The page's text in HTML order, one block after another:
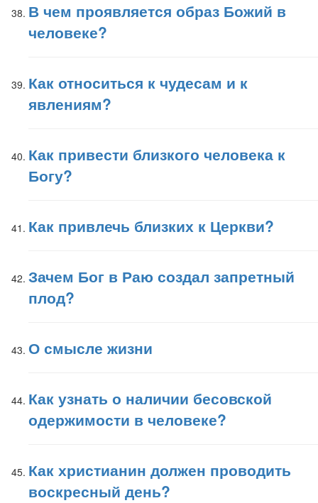
В чем проявляется образ Божий в
человеке?
Как относиться к чудесам и к
явлениям?
Как привести близкого человека к
Богу?
Как привлечь близких к Церкви?
Зачем Бог в Раю создал запретный
плод?
О смысле жизни
Как узнать о наличии бесовской
одержимости в человеке?
Как христианин должен проводить
воскресный день?